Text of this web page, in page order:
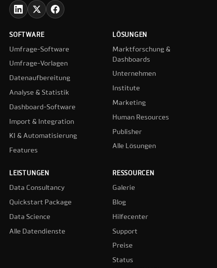
SOFTWARE
Umfrage-Software
Umfrage-Vorlagen
Datenaufbereitung
Analyse & Statistik
Dashboard-Software
Import & Integration
KI & Automatisierung
Features
LÖSUNGEN
Marktforschung &
Dashboards
Unternehmen
Institute
Marketing
Human Resources
Publisher
Alle Lösungen
LEISTUNGEN
Data Consultancy
Quickstart Package
Data Science
Alle Datendienste
RESSOURCEN
Galerie
Blog
Hilfecenter
Support
Preise
Status